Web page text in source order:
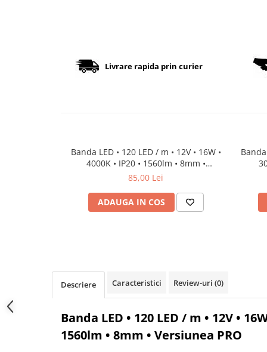
Sina magnetica LED 48V
Sina Magnetica Slim 5mm 24V
Corpuri de Iluminat Industriale LED
Corpuri liniare LED
Livrare rapida prin curier
Banda LED • 120 LED / m • 12V • 16W •
4000K • IP20 • 1560lm • 8mm •
Versiunea PRO
85,00 Lei
ADAUGA IN COS
Banda
Descriere Caracteristici Review-uri (0)
Banda LED • 120 LED / m • 12V •
1560lm • 8mm • Versiunea PRO